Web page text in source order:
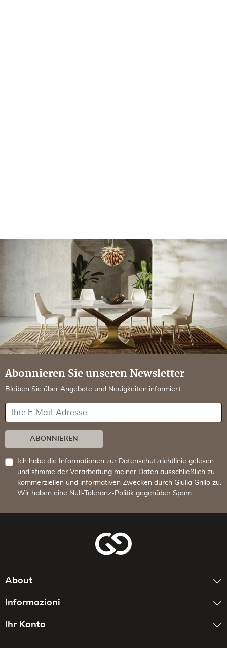
Abonnieren Sie unseren Newsletter
Bleiben Sie über Angebote und Neuigkeiten informiert
Ihre E-Mail-Adresse
ABONNIEREN
Ich habe die Informationen zur Datenschutzrichtlinie gelesen
und stimme der Verarbeitung meiner Daten ausschließlich zu
kommerziellen und informativen Zwecken durch Giulia Grillo zu.
Wir haben eine Null-Toleranz-Politik gegenüber Spam.
About
Informazioni
Ihr Konto